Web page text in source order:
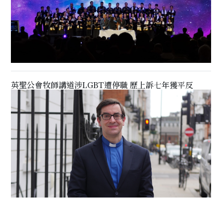
英聖公會牧師講道涉LGBT遭停職 歷上訴七年獲平反